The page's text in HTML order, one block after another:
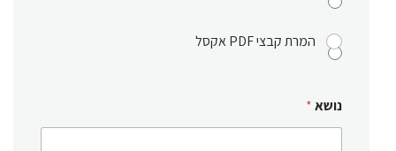
המרת קבצי PDF אקסל
נושא*